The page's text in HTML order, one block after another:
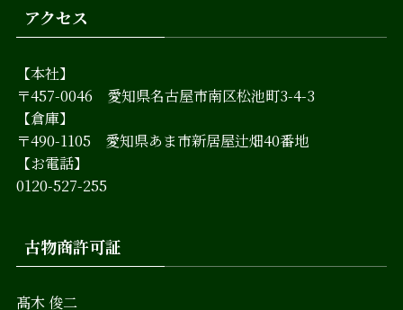
アクセス
【本社】
〒457-0046 愛知県名古屋市南区松池町3-4-3
【倉庫】
〒490-1105 愛知県あま市新居屋辻畑40番地
【お電話】
0120-527-255
古物商許可証
髙木 俊二